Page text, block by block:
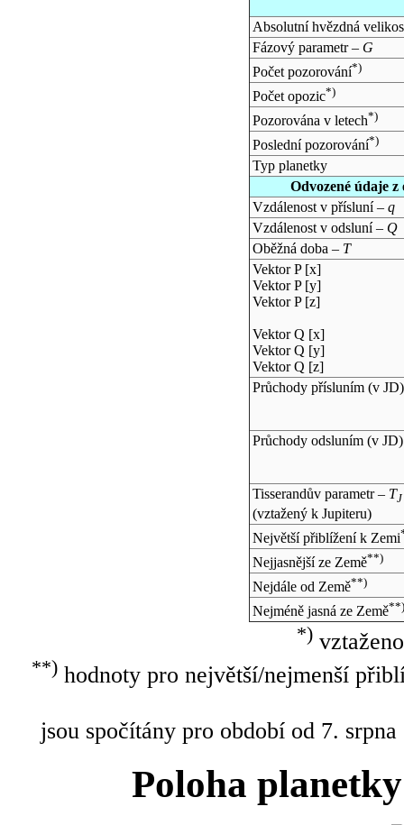
Absolutní hvězdná
Fázový parametr – G
Počet pozorování*)
Počet opozic*)
Pozorována v letech*)
Poslední pozorování*)
Typ planetky
Odvozené údaje
Vzdálenost v přísluní – q
Vzdálenost v odsluní – Q
Oběžná doba – T
Vektor P [x]
Vektor P [y]
Vektor P [z]
Vektor Q [x]
Vektor Q [y]
Vektor Q [z]
Průchody přísluním (v JD)
Průchody odsluním (v JD)
Tisserandův parametr – TJ
(vztažený k Jupiteru)
Největší přiblížení k Zemi
Nejjasnější ze Země**)
Nejdále od Země**)
Nejméně jasná ze Země**)
*)
**)hodnoty pro největší/nejmenší
jsou spočítány pro období od 7.
Poloha